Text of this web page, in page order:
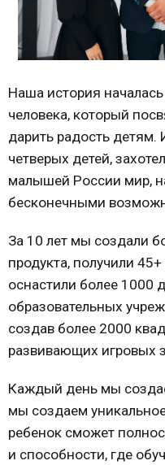
Наша история
человека, который
дарить радость детям.
четверых детей,
малышей России мир,
бесконечными
За 10 лет мы создали
продукта, получили
оснастили более 1000
образовательных
создав более 2000
развивающих игровых
Каждый день мы
мы создаем
ребенок сможет
и способности, где